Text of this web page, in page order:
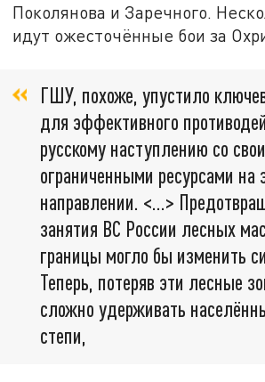
Поколянова и Заречного.
идут ожесточённые бои за
ГШУ, похоже, упустило
для эффективного
русскому наступлению со
ограниченными ресурсами на
направлении. <…>
занятия ВС России лесных
границы могло бы изменить
Теперь, потеряв эти лесные
сложно удерживать
степи,